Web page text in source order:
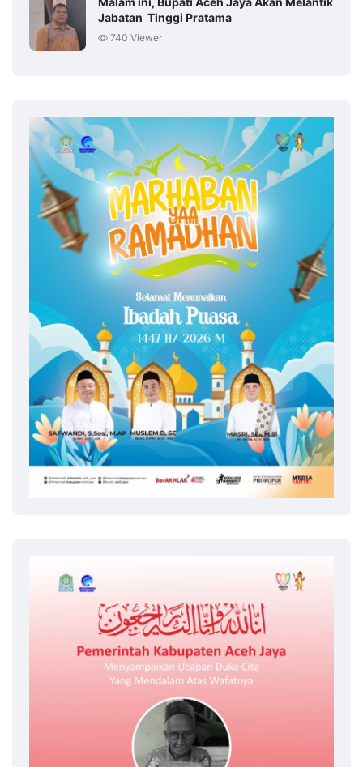
Jabatan Tinggi Pratama
740 Viewer